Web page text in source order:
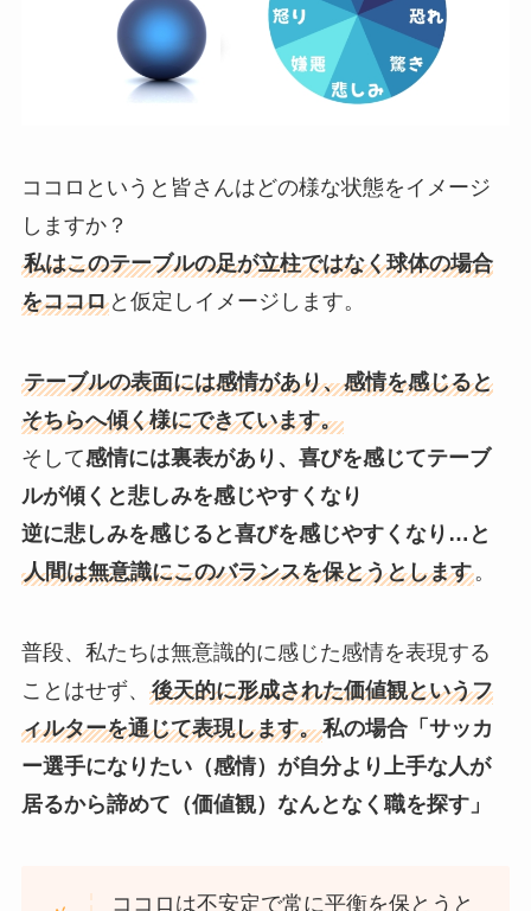
ココロというと皆さんはどの様な状態をイメージ
しますか？
私はこのテーブルの足が立柱ではなく球体の場合
をココロと仮定しイメージします。
テーブルの表面には感情があり、感情を感じると
そちらへ傾く様にできています。
そして感情には裏表があり、喜びを感じてテーブ
ルが傾くと悲しみを感じやすくなり
逆に悲しみを感じると喜びを感じやすくなり…と
人間は無意識にこのバランスを保とうとします。
普段、私たちは無意識的に感じた感情を表現する
ことはせず、 後天的に形成された価値観というフ
ィルターを通じて表現します。私の場合「サッカ
ー選手になりたい（感情）が自分より上手な人が
居るから諦めて（価値観）なんとなく職を探す」
ココロは不安定で常に平衡を保とうと